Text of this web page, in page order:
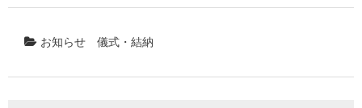
お知らせ 儀式・結納